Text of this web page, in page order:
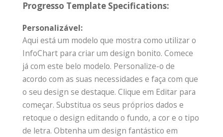
Progresso Template Specifications:
Personalizável:
Aqui está um modelo que mostra como utilizar o
InfoChart para criar um design bonito. Comece
já com este belo modelo. Personalize-o de
acordo com as suas necessidades e faça com que
o seu design se destaque. Clique em Editar para
começar. Substitua os seus próprios dados e
retoque o design editando o fundo, a cor e o tipo
de letra. Obtenha um design fantástico em